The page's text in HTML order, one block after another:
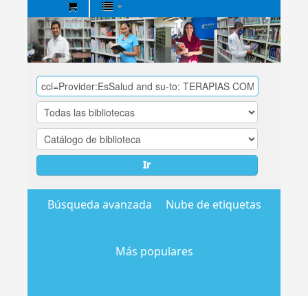
Biblioteca
Central
EsSalud
Ir
Búsqueda avanzada Nube de etiquetas
Más populares